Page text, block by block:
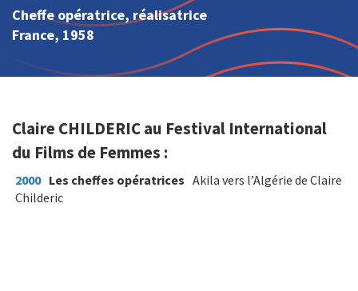
Cheffe opératrice, réalisatrice
France, 1958
Claire CHILDERIC au Festival International
du Films de Femmes :
2000 Les cheffes opératrices Akila vers l’Algérie de Claire
Childeric